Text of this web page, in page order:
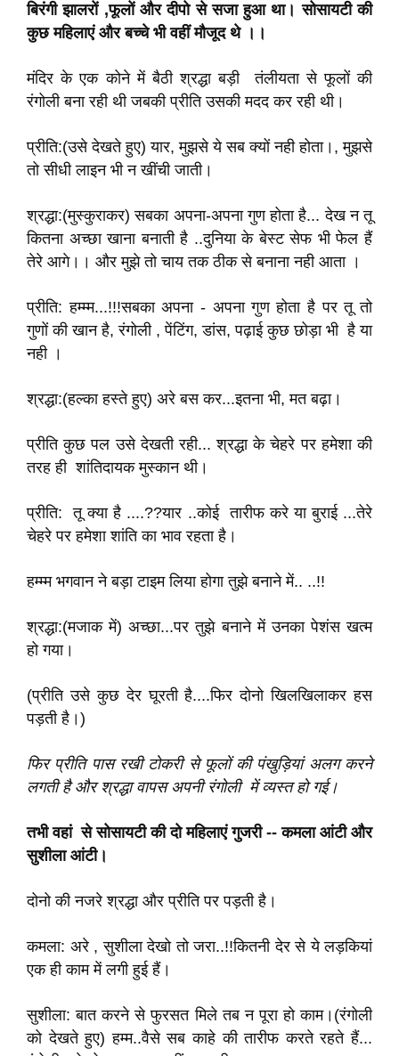
बिरंगी झालरों ,फूलों और दीपो से सजा हुआ था। सोसायटी की
कुछ महिलाएं और बच्चे भी वहीं मौजूद थे ।।
मंदिर के एक कोने में बैठी श्रद्धा बड़ी तंलीयता से फूलों की
रंगोली बना रही थी जबकी प्रीति उसकी मदद कर रही थी।
प्रीति:(उसे देखते हुए) यार, मुझसे ये सब क्यों नही होता।, मुझसे
तो सीधी लाइन भी न खींची जाती।
श्रद्धा:(मुस्कुराकर) सबका अपना-अपना गुण होता है... देख न तू
कितना अच्छा खाना बनाती है ..दुनिया के बेस्ट सेफ भी फेल हैं
तेरे आगे।। और मुझे तो चाय तक ठीक से बनाना नही आता ।
प्रीति: हम्म्म...!!!सबका अपना - अपना गुण होता है पर तू तो
गुणों की खान है, रंगोली , पेंटिंग, डांस, पढ़ाई कुछ छोड़ा भी है या
नही ।
श्रद्धा:(हल्का हस्ते हुए) अरे बस कर...इतना भी, मत बढ़ा।
प्रीति कुछ पल उसे देखती रही... श्रद्धा के चेहरे पर हमेशा की
तरह ही शांतिदायक मुस्कान थी।
प्रीति: तू क्या है ....??यार ..कोई तारीफ करे या बुराई ...तेरे
चेहरे पर हमेशा शांति का भाव रहता है।
हम्म्म भगवान ने बड़ा टाइम लिया होगा तुझे बनाने में.. ..!!
श्रद्धा:(मजाक में) अच्छा...पर तुझे बनाने में उनका पेशंस खत्म
हो गया।
(प्रीति उसे कुछ देर घूरती है....फिर दोनो खिलखिलाकर हस
पड़ती है।)
फिर प्रीति पास रखी टोकरी से फूलों की पंखुड़ियां अलग करने
लगती है और श्रद्धा वापस अपनी रंगोली में व्यस्तहो गई।
तभी वहां से सोसायटी की दो महिलाएं गुजरी -- कमला आंटी और
सुशीला आंटी।
दोनो की नजरे श्रद्धा और प्रीति पर पड़ती है।
कमला: अरे , सुशीला देखो तो जरा..!!कितनी देर से ये लड़कियां
एक ही काम में लगी हुई हैं।
सुशीला: बात करने से फुरसत मिले तब न पूरा हो काम।(रंगोली
को देखते हुए) हम्म..वैसे सब काहे की तारीफ करते रहते हैं...